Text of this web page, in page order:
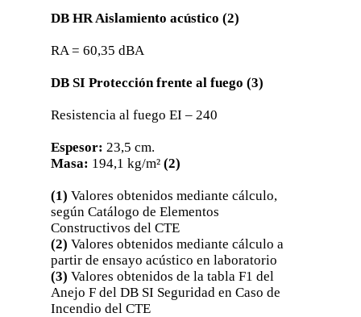
DB HR Aislamiento acústico (2)
RA = 60,35 dBA
DB SI Protección frente al fuego (3)
Resistencia al fuego EI – 240
Espesor: 23,5 cm.
Masa: 194,1 kg/m² (2)
(1) Valores obtenidos mediante cálculo,
según Catálogo de Elementos
Constructivos del CTE
(2) Valores obtenidos mediante cálculo a
partir de ensayo acústico en laboratorio
(3) Valores obtenidos de la tabla F1 del
Anejo F del DB SI Seguridad en Caso de
Incendio del CTE